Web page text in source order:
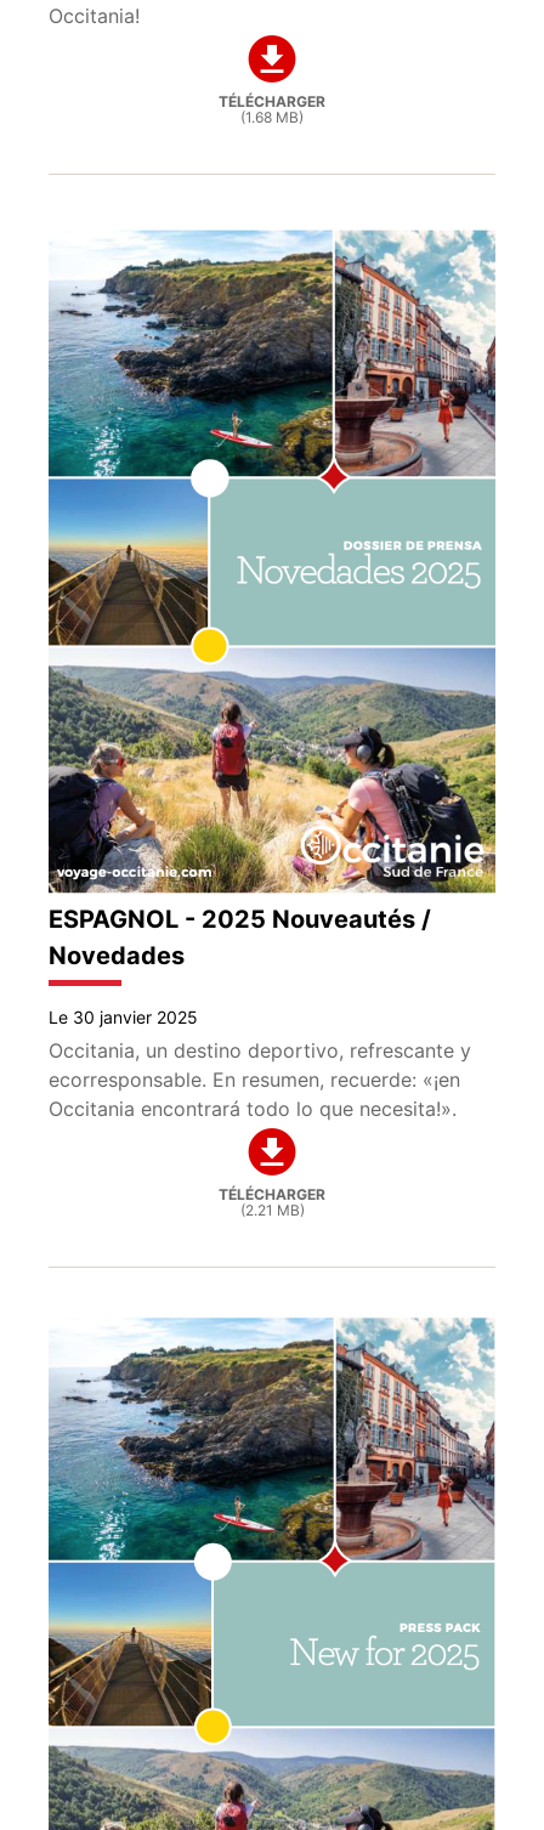
Occitania!
TÉLÉCHARGER
(1.68 MB)
ESPAGNOL - 2025 Nouveautés /
Novedades
Le 30 janvier 2025
Occitania, un destino deportivo, refrescante y
ecorresponsable. En resumen, recuerde: «¡en
Occitania encontrará todo lo que necesita!».
TÉLÉCHARGER
(2.21 MB)